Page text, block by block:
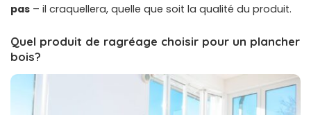
pas – il craquellera, quelle que soit la qualité du produit.
Quel produit de ragréage choisir pour un plancher
bois?